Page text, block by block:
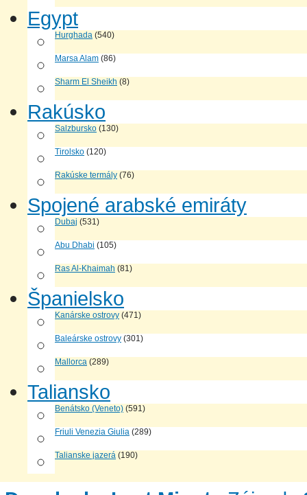
Egypt
Hurghada (540)
Marsa Alam (86)
Sharm El Sheikh (8)
Rakúsko
Salzbursko (130)
Tirolsko (120)
Rakúske termály (76)
Spojené arabské emiráty
Dubaj (531)
Abu Dhabi (105)
Ras Al-Khaimah (81)
Španielsko
Kanárske ostrovy (471)
Baleárske ostrovy (301)
Mallorca (289)
Taliansko
Benátsko (Veneto) (591)
Friuli Venezia Giulia (289)
Talianske jazerá (190)